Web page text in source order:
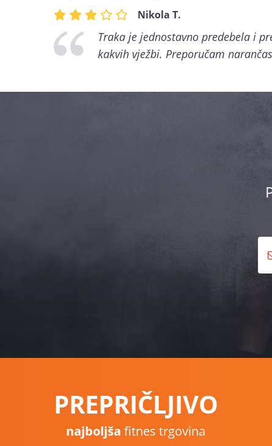
Nikola T.
Traka je jednostavno predebela i
kakvih vježbi. Preporučam
PREPRIČLJIVO
najboljša fitnes trgovina